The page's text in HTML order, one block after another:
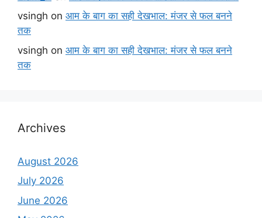
vsingh on आम के बाग का सही देखभाल: मंजर से फल बनने
तक
vsingh on आम के बाग का सही देखभाल: मंजर से फल बनने
तक
Archives
August 2026
July 2026
June 2026